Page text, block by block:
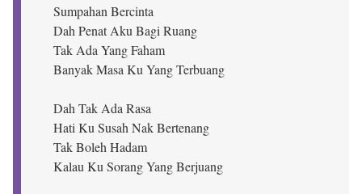
Sumpahan Bercinta
Dah Penat Aku Bagi Ruang
Tak Ada Yang Faham
Banyak Masa Ku Yang Terbuang
Dah Tak Ada Rasa
Hati Ku Susah Nak Bertenang
Tak Boleh Hadam
Kalau Ku Sorang Yang Berjuang